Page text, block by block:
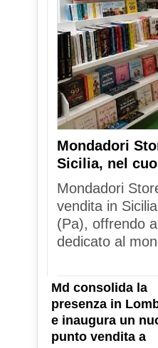
Mondadori
Sicilia, nel
Mondadori
vendita in
(Pa), offrendo
dedicato al
Md consolida la
presenza in
e inaugura un
punto vendita a